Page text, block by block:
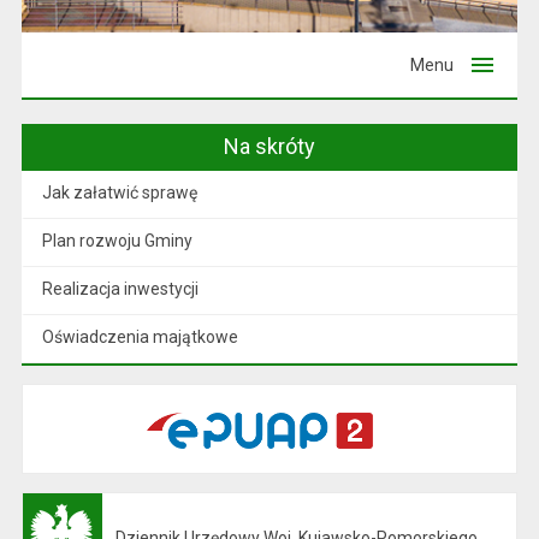
Menu
Na skróty
Jak załatwić sprawę
Plan rozwoju Gminy
Realizacja inwestycji
Oświadczenia majątkowe